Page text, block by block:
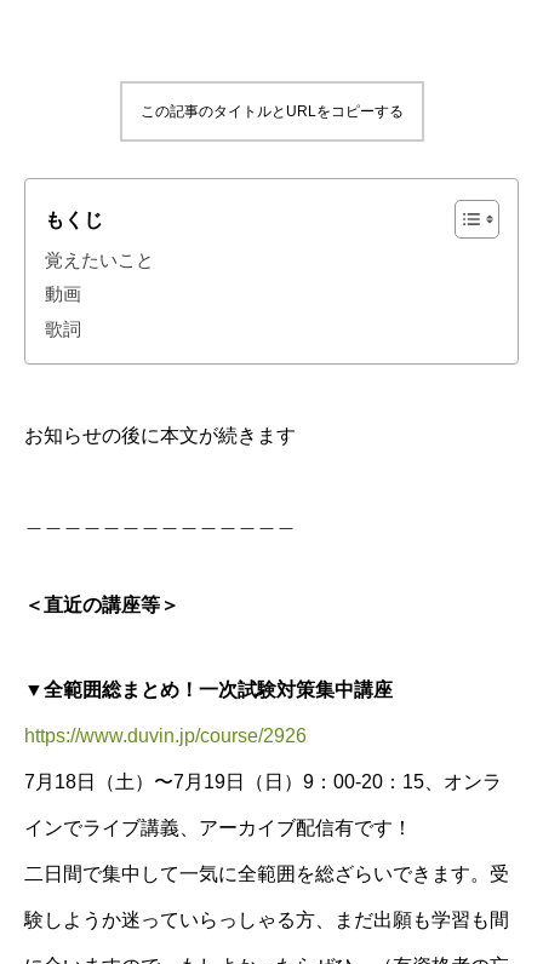
この記事のタイトルとURLをコピーする
もくじ
覚えたいこと
動画
歌詞
お知らせの後に本文が続きます
＜直近の講座等＞
▼全範囲総まとめ！一次試験対策集中講座
https://www.duvin.jp/course/2926
7月18日（土）〜7月19日（日）9：00-20：15、オンラ
インでライブ講義、アーカイブ配信有です！
二日間で集中して一気に全範囲を総ざらいできます。受
験しようか迷っていらっしゃる方、まだ出願も学習も間